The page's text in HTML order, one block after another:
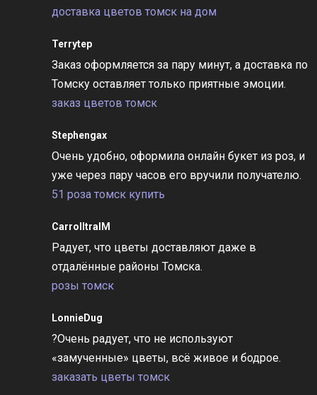
доставка цветов томск на дом
Terrytep
Заказ оформляется за пару минут, а доставка по
Томску оставляет только приятные эмоции.
заказ цветов томск
Stephengax
Очень удобно, оформила онлайн букет из роз, и
уже через пару часов его вручили получателю.
51 роза томск купить
CarrolltralM
Радует, что цветы доставляют даже в
отдалённые районы Томска.
розы томск
LonnieDug
?Очень радует, что не используют
«замученные» цветы, всё живое и бодрое.
заказать цветы томск